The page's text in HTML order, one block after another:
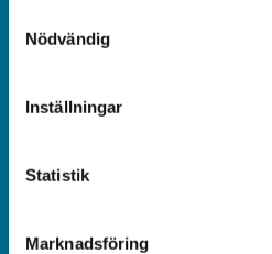
Nödvändig
Inställningar
Statistik
Marknadsföring
(kl 10–12, 14–16)
Kundservice:
018-430 40 50
kundtjanst@varldenidag.se
Redaktionen: